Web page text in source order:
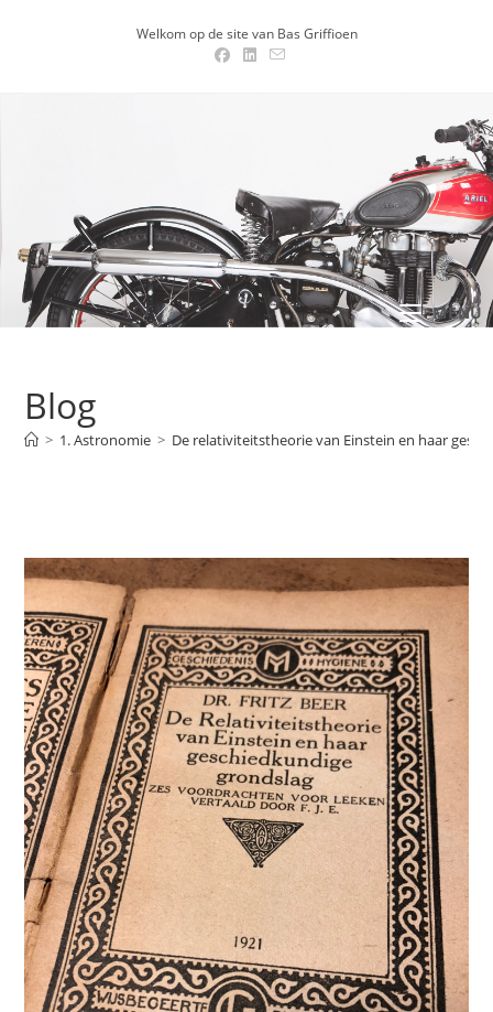
Welkom op de site van Bas Griffioen
MENU .
Blog
> 1. Astronomie > De relativiteitstheorie van Einstein en haar